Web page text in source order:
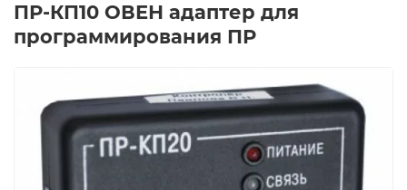
ПР-КП10 ОВЕН адаптер для
программирования ПР